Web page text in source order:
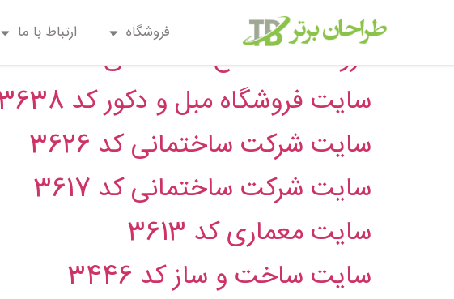
فروشگاه ارتباط با ما
فروشگاه مصالح ساختمانی کد 3742
سایت فروشگاه مبل و دکور کد 3638
سایت شرکت ساختمانی کد 3626
سایت شرکت ساختمانی کد 3617
سایت معماری کد 3613
سایت ساخت و ساز کد 3446